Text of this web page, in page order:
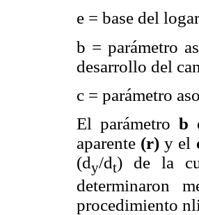
e = base del
b = parámetro
desarrollo del
c = parámetro
El parámetro b
aparente (r) y el
(dy/dt) de la
determinaron
procedimiento